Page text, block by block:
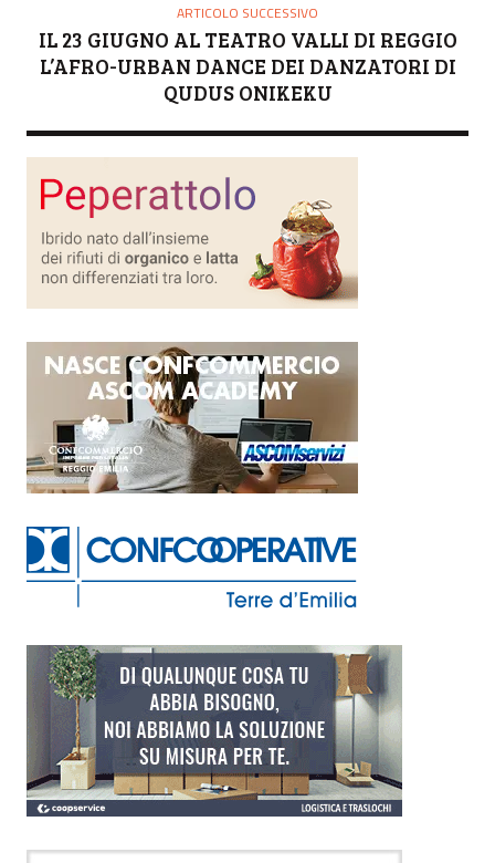
ARTICOLO SUCCESSIVO
IL 23 GIUGNO AL TEATRO VALLI DI REGGIO
L’AFRO-URBAN DANCE DEI DANZATORI DI
QUDUS ONIKEKU